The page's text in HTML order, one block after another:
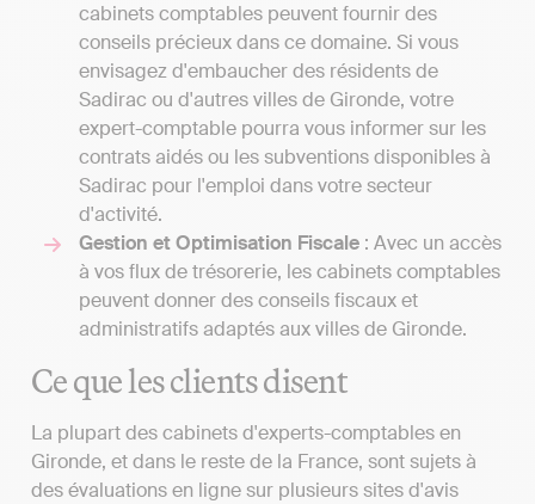
cabinets comptables peuvent fournir des
conseils précieux dans ce domaine. Si vous
envisagez d'embaucher des résidents de
Sadirac ou d'autres villes de Gironde, votre
expert-comptable pourra vous informer sur les
contrats aidés ou les subventions disponibles à
Sadirac pour l'emploi dans votre secteur
d'activité.
Gestion et Optimisation Fiscale : Avec un accès
à vos flux de trésorerie, les cabinets comptables
peuvent donner des conseils fiscaux et
administratifs adaptés aux villes de Gironde.
Ce que les clients disent
La plupart des cabinets d'experts-comptables en
Gironde, et dans le reste de la France, sont sujets à
des évaluations en ligne sur plusieurs sites d'avis